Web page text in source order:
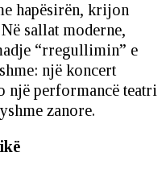
hapësirën, krijon
sallat moderne,
“rregullimin” e
një koncert
një performancë teatri
zanore.